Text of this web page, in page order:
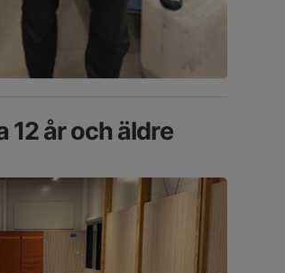
12 år och äldre